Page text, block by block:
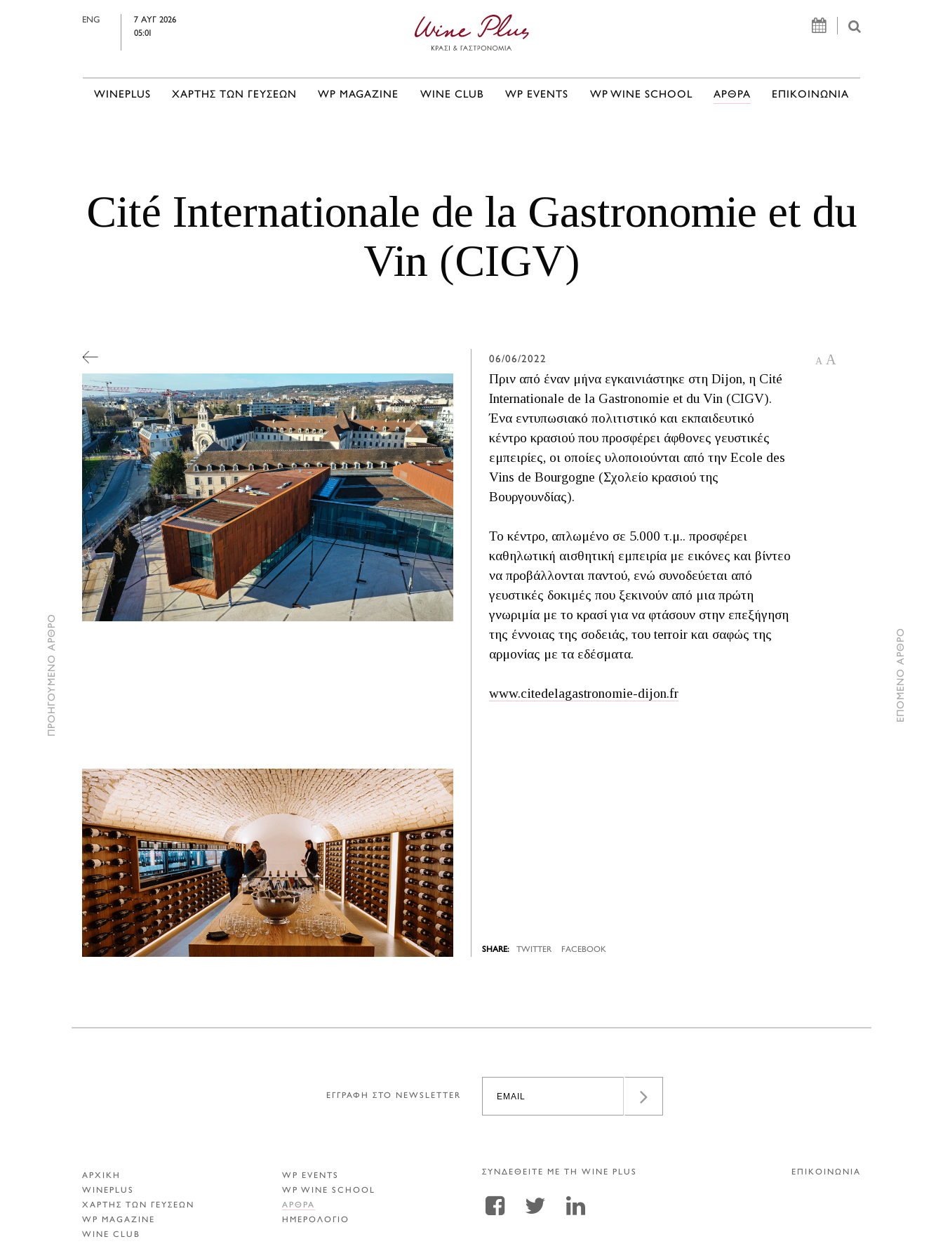
ENG
7 ΑΥΓ 2026
05:01
WINEPLUS ΧΑΡΤΗΣ ΤΩΝ ΓΕΥΣΕΩΝ WP MAGAZINE WINE CLUB WP EVENTS WP WINE SCHOOL ΑΡΘΡΑ ΕΠΙΚΟΙΝΩΝΙΑ
ΠΡΟΗΓΟΥΜΕΝΟ ΑΡΘΡΟ ΕΠΟΜΕΝΟ ΑΡΘΡΟ
Cité Internationale de la Gastronomie et du
Vin (CIGV)
06/06/2022
Πριν από έναν μήνα εγκαινιάστηκε στη Dijon, η Cité
Internationale de la Gastronomie et du Vin (CIGV).
Ένα εντυπωσιακό πολιτιστικό και εκπαιδευτικό
κέντρο κρασιού που προσφέρει άφθονες γευστικές
εμπειρίες, οι οποίες υλοποιούνται από την Ecole des
Vins de Bourgogne (Σχολείο κρασιού της
Βουργουνδίας).
Το κέντρο, απλωμένο σε 5.000 τ.μ.. προσφέρει
καθηλωτική αισθητική εμπειρία με εικόνες και βίντεο
να προβάλλονται παντού, ενώ συνοδεύεται από
γευστικές δοκιμές που ξεκινούν από μια πρώτη
γνωριμία με το κρασί για να φτάσουν στην επεξήγηση
της έννοιας της σοδειάς, του terroir και σαφώς της
αρμονίας με τα εδέσματα.
www.citedelagastronomie-dijon.fr
A A
TWITTER FACEBOOK
ΕΓΓΡΑΦΗ ΣΤΟ NEWSLETTER
ΑΡΧΙΚΗ
WINEPLUS
ΧΑΡΤΗΣ ΤΩΝ ΓΕΥΣΕΩΝ
WP MAGAZINE
WINE CLUB
WP EVENTS
WP WINE SCHOOL
ΑΡΘΡΑ
ΗΜΕΡΟΛΟΓΙΟ
ΣΥΝΔΕΘΕΙΤΕ ΜΕ ΤΗ WINE PLUS ΕΠΙΚΟΙΝΩΝΙΑ